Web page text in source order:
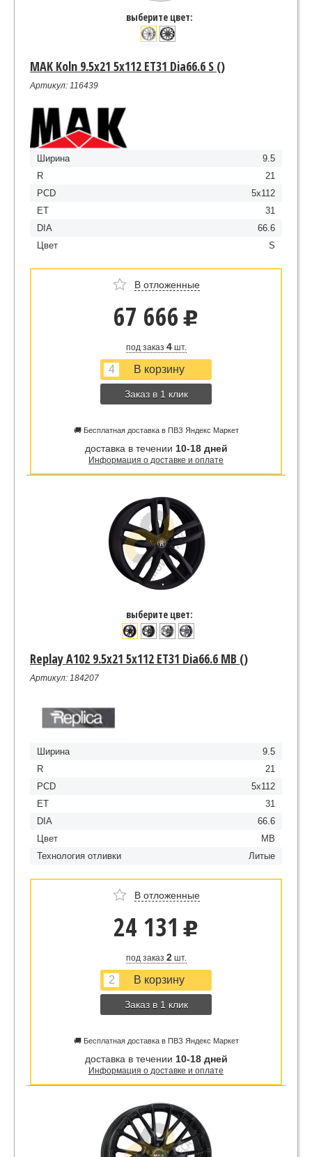
выберите цвет:
MAK Koln 9.5x21 5x112 ET31 Dia66.6 S ()
Артикул: 116439
Ширина
9.5
R
21
PCD
5x112
ET
31
DIA
66.6
Цвет
S
В отложенные
67 666 u
под заказ 4шт.
Заказ в 1 клик
🚚 Бесплатная доставка в ПВЗ Яндекс Маркет
доставка в течении 10-18 дней
Информация о доставке и оплате
выберите цвет:
Replay A102 9.5x21 5x112 ET31 Dia66.6 MB ()
Артикул: 184207
Ширина
9.5
R
21
PCD
5x112
ET
31
DIA
66.6
Цвет
MB
Технология отливки
Литые
В отложенные
24 131 u
под заказ 2шт.
Заказ в 1 клик
🚚 Бесплатная доставка в ПВЗ Яндекс Маркет
доставка в течении 10-18 дней
Информация о доставке и оплате